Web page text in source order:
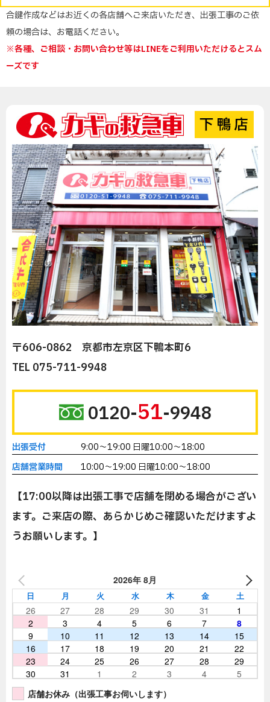
合鍵作成などはお近くの各店舗へご来店いただき、出張工事のご依
頼の場合は、お電話ください。
※各種、ご相談・お問い合わせ等はLINEをご利用いただけるとスム
ーズです
〒606-0862 京都市左京区下鴨本町6
TEL 075-711-9948
0120-51-9948
出張受付
9:00～19:00 日曜10:00～18:00
店舗営業時間
10:00～19:00 日曜10:00～18:00
【17:00以降は出張工事で店舗を閉める場合がござい
ます。ご来店の際、あらかじめご確認いただけますよ
うお願いします。】
2026年 8月
日 月 火 水 木 金 土
26 27 28 29 30 31
1
2
3 4 5 6 7
8
9
10 11 12 13 14
15
16
17 18 19 20 21
22
23
24 25 26 27 28
29
30
31 1 2 3 4
5
店舗お休み（出張工事お伺いします）